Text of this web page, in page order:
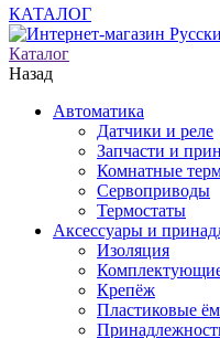
КАТАЛОГ
Каталог
Назад
Автоматика
Датчики и реле
Запчасти и
Комнатные
Сервоприводы
Термостаты
Аксессуары и
Изоляция
Крепёж
Пластиковые